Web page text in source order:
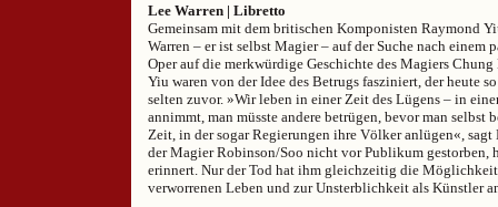
Lee Warren | Libretto
Gemeinsam mit dem britischen Komponisten Raymond
Warren – er ist selbst Magier – auf der Suche nach einem
Oper auf die merkwürdige Geschichte des Magiers
Yiu waren von der Idee des Betrugs fasziniert, der heute
selten zuvor. »Wir leben in einer Zeit des Lügens – in
annimmt, man müsste andere betrügen, bevor man selbst
Zeit, in der sogar Regierungen ihre Völker anlügen«, sagt
der Magier Robinson/Soo nicht vor Publikum gestorben,
erinnert. Nur der Tod hat ihm gleichzeitig die
verworrenen Leben und zur Unsterblichkeit als Künstler